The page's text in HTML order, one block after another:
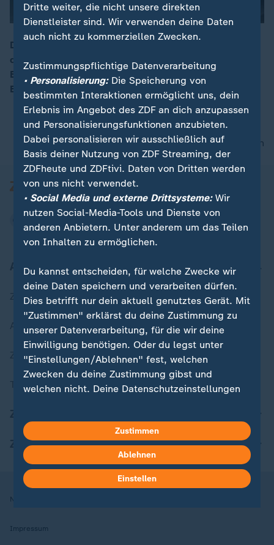
00:13
Der Bundestag beschäftigt sich in erster Lesung mit
der Aktivrente. Für sozialversicherungspflichtige
Beschäftigte im gesetzlichen Rentenalter sollen 2.000
Euro steuerfrei bleiben.
nach oben
Aktuell bei ZDFheute
Zuletzt veröffentlicht
Aktuelle Sendungs-Videos
ZDFheute Stories
Themen im Überblick
ZDFheute Apps
Nutzungsbedingungen
Impressum
Dritte weiter, die nicht unsere direkten
Dienstleister sind. Wir verwenden deine Daten
auch nicht zu kommerziellen Zwecken.
Zustimmungspflichtige Datenverarbeitung
• Personalisierung:Die Speicherung von
bestimmten Interaktionen ermöglicht uns, dein
Erlebnis im Angebot des ZDF an dich anzupassen
und Personalisierungsfunktionen anzubieten.
Dabei personalisieren wir ausschließlich auf
Basis deiner Nutzung von ZDF Streaming, der
ZDFheute und ZDFtivi. Daten von Dritten werden
von uns nicht verwendet.
• Social Media und externe Drittsysteme:Wir
nutzen Social-Media-Tools und Dienste von
anderen Anbietern. Unter anderem um das Teilen
von Inhalten zu ermöglichen.
Du kannst entscheiden, für welche Zwecke wir
deine Daten speichern und verarbeiten dürfen.
Dies betrifft nur dein aktuell genutztes Gerät. Mit
"Zustimmen" erklärst du deine Zustimmung zu
unserer Datenverarbeitung, für die wir deine
Einwilligung benötigen. Oder du legst unter
"Einstellungen/Ablehnen" fest, welchen
Zwecken du deine Zustimmung gibst und
welchen nicht. Deine Datenschutzeinstellungen
Hier findest du das Impressum.
Weitere Informationen findest du in unserer
Datenschutzerklärung.
Zustimmen
Ablehnen
Einstellen